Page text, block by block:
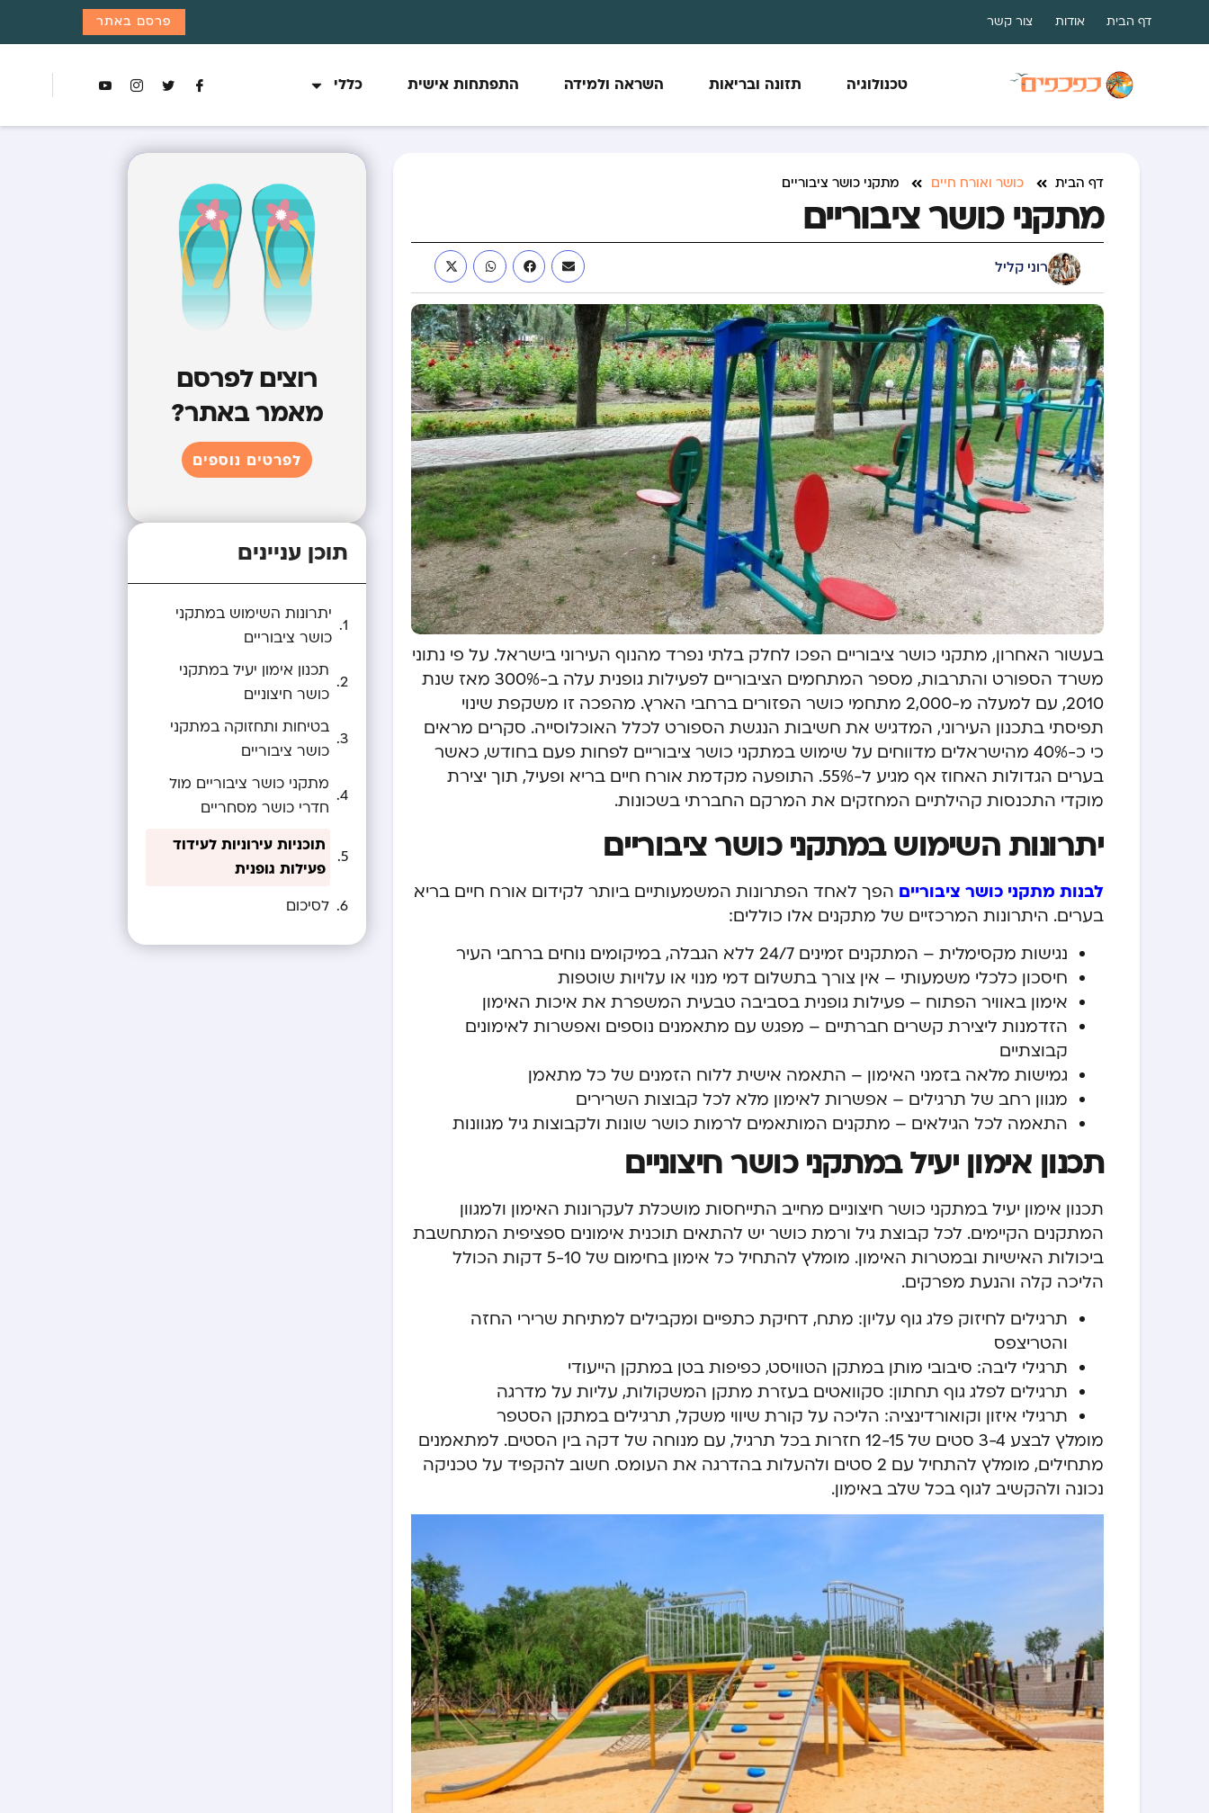
דף הבית אודות צור קשר פרסם באתר
טכנולוגיה תזונה ובריאות השראה ולמידה התפתחות אישית כללי
דף הבית כושר ואורח חיים מתקני כושר ציבוריים
מתקני כושר ציבוריים
רוני קליל
בעשור האחרון, מתקני כושר ציבוריים הפכו לחלק בלתי נפרד מהנוף העירוני בישראל. על פי נתוני
משרד הספורט והתרבות, מספר המתחמים הציבוריים לפעילות גופנית עלה ב-300% מאז שנת
2010, עם למעלה מ-2,000 מתחמי כושר הפזורים ברחבי הארץ. מהפכה זו משקפת שינוי
תפיסתי בתכנון העירוני, המדגיש את חשיבות הנגשת הספורט לכלל האוכלוסייה. סקרים מראים
כי כ-40% מהישראלים מדווחים על שימוש במתקני כושר ציבוריים לפחות פעם בחודש, כאשר
בערים הגדולות האחוז אף מגיע ל-55%. התופעה מקדמת אורח חיים בריא ופעיל, תוך יצירת
מוקדי התכנסות קהילתיים המחזקים את המרקם החברתי בשכונות.
יתרונות השימוש במתקני כושר ציבוריים
לבנות מתקני כושר ציבוריים הפך לאחד הפתרונות המשמעותיים ביותר לקידום אורח חיים בריא
בערים. היתרונות המרכזיים של מתקנים אלו כוללים:
נגישות מקסימלית – המתקנים זמינים 24/7 ללא הגבלה, במיקומים נוחים ברחבי העיר
חיסכון כלכלי משמעותי – אין צורך בתשלום דמי מנוי או עלויות שוטפות
אימון באוויר הפתוח – פעילות גופנית בסביבה טבעית המשפרת את איכות האימון
הזדמנות ליצירת קשרים חברתיים – מפגש עם מתאמנים נוספים ואפשרות לאימונים
קבוצתיים
גמישות מלאה בזמני האימון – התאמה אישית ללוח הזמנים של כל מתאמן
מגוון רחב של תרגילים – אפשרות לאימון מלא לכל קבוצות השרירים
התאמה לכל הגילאים – מתקנים המותאמים לרמות כושר שונות ולקבוצות גיל מגוונות
תכנון אימון יעיל במתקני כושר חיצוניים
תכנון אימון יעיל במתקני כושר חיצוניים מחייב התייחסות מושכלת לעקרונות האימון ולמגוון
המתקנים הקיימים. לכל קבוצת גיל ורמת כושר יש להתאים תוכנית אימונים ספציפית המתחשבת
ביכולות האישיות ובמטרות האימון. מומלץ להתחיל כל אימון בחימום של 5-10 דקות הכולל
הליכה קלה והנעת מפרקים.
תרגילים לחיזוק פלג גוף עליון: מתח, דחיקת כתפיים ומקבילים למתיחת שרירי החזה
והטריצפס
תרגילי ליבה: סיבובי מותן במתקן הטוויסט, כפיפות בטן במתקן הייעודי
תרגילים לפלג גוף תחתון: סקוואטים בעזרת מתקן המשקולות, עליות על מדרגה
תרגילי איזון וקואורדינציה: הליכה על קורת שיווי משקל, תרגילים במתקן הסטפר
מומלץ לבצע 3-4 סטים של 12-15 חזרות בכל תרגיל, עם מנוחה של דקה בין הסטים. למתאמנים
מתחילים, מומלץ להתחיל עם 2 סטים ולהעלות בהדרגה את העומס. חשוב להקפיד על טכניקה
נכונה ולהקשיב לגוף בכל שלב באימון.
רוצים לפרסם
מאמר באתר?
לפרטים נוספים
תוכן עניינים
יתרונות השימוש במתקני
כושר ציבוריים
תכנון אימון יעיל במתקני
כושר חיצוניים
בטיחות ותחזוקה במתקני
כושר ציבוריים
מתקני כושר ציבוריים מול
חדרי כושר מסחריים
תוכניות עירוניות לעידוד
פעילות גופנית
לסיכום